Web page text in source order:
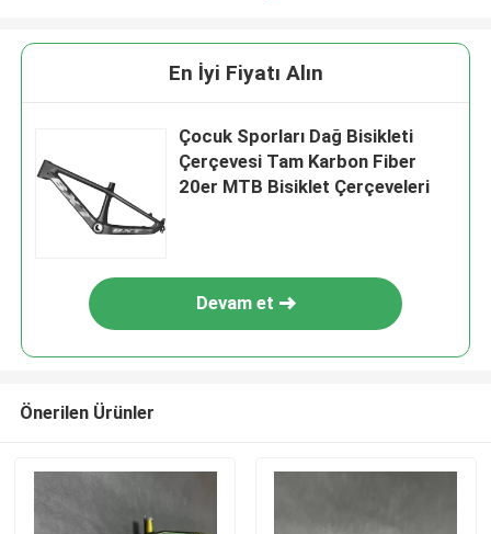
En İyi Fiyatı Alın
Çocuk Sporları Dağ Bisikleti
Çerçevesi Tam Karbon Fiber
20er MTB Bisiklet Çerçeveleri
Devam et
Önerilen Ürünler